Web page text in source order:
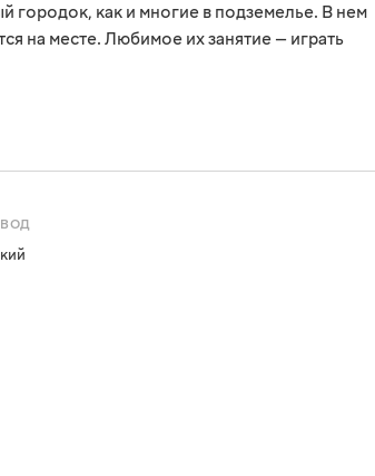
городок, как и многие в подземелье. В нем
на месте. Любимое их занятие — играть